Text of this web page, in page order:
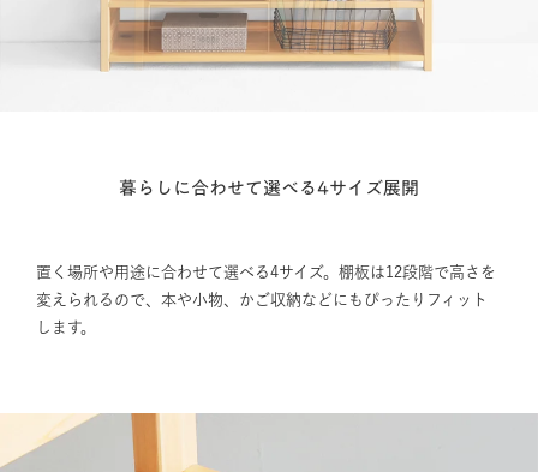
暮らしに合わせて選べる4サイズ展開
置く場所や用途に合わせて選べる4サイズ。棚板は12段階で高さを
変えられるので、本や小物、かご収納などにもぴったりフィット
します。